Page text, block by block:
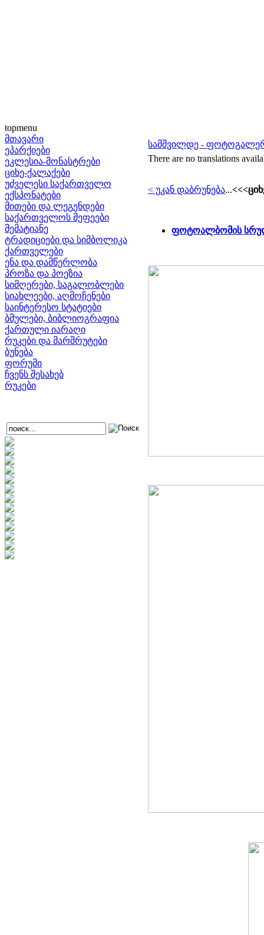
topmenu
მთავარი
ეპარქიები
ეკლესია-მონასტრები
ციხე-ქალაქები
უძველესი საქართველო
ექსპონატები
მითები და ლეგენდები
საქართველოს მეფეები
მემატიანე
ტრადიციები და სიმბოლიკა
ქართველები
ენა და დამწერლობა
პროზა და პოეზია
სიმღერები, საგალობლები
სიახლეები, აღმოჩენები
საინტერესო სტატიები
ბმულები, ბიბლიოგრაფია
ქართული იარაღი
რუკები და მარშრუტები
ბუნება
ფორუმი
ჩვენს შესახებ
რუკები
სამშვილდე -
There are no translations
< უკან დაბრუნება...
ფოტოალბომის